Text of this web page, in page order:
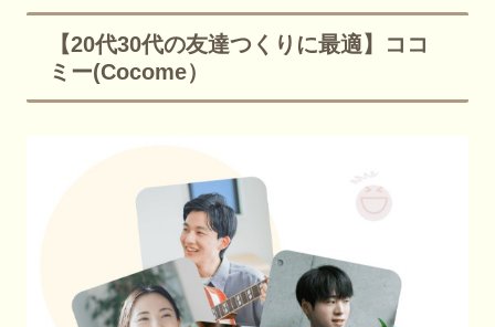
【20代30代の友達つくりに最適】ココ
ミー(Cocome）